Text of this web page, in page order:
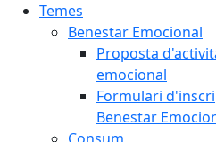
Temes
Benestar Emocional
Proposta
emocional
Formulari
Benestar